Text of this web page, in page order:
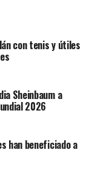
con tenis y útiles
Sheinbaum a
2026
han beneficiado a